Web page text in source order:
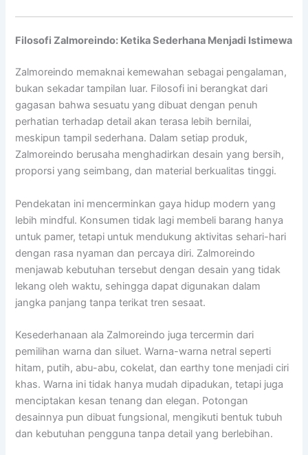
Filosofi Zalmoreindo: Ketika Sederhana Menjadi Istimewa
Zalmoreindo memaknai kemewahan sebagai pengalaman,
bukan sekadar tampilan luar. Filosofi ini berangkat dari
gagasan bahwa sesuatu yang dibuat dengan penuh
perhatian terhadap detail akan terasa lebih bernilai,
meskipun tampil sederhana. Dalam setiap produk,
Zalmoreindo berusaha menghadirkan desain yang bersih,
proporsi yang seimbang, dan material berkualitas tinggi.
Pendekatan ini mencerminkan gaya hidup modern yang
lebih mindful. Konsumen tidak lagi membeli barang hanya
untuk pamer, tetapi untuk mendukung aktivitas sehari-hari
dengan rasa nyaman dan percaya diri. Zalmoreindo
menjawab kebutuhan tersebut dengan desain yang tidak
lekang oleh waktu, sehingga dapat digunakan dalam
jangka panjang tanpa terikat tren sesaat.
Kesederhanaan ala Zalmoreindo juga tercermin dari
pemilihan warna dan siluet. Warna-warna netral seperti
hitam, putih, abu-abu, cokelat, dan earthy tone menjadi ciri
khas. Warna ini tidak hanya mudah dipadukan, tetapi juga
menciptakan kesan tenang dan elegan. Potongan
desainnya pun dibuat fungsional, mengikuti bentuk tubuh
dan kebutuhan pengguna tanpa detail yang berlebihan.